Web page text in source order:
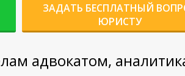
ЗАДАТЬ БЕСПЛАТНЫЙ
ЮРИСТУ
адвокатом,